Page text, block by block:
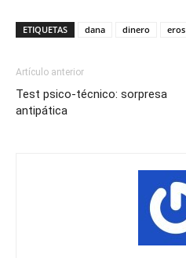
ETIQUETAS dana dinero eros
Artículo anterior
Test psico-técnico: sorpresa
antipática